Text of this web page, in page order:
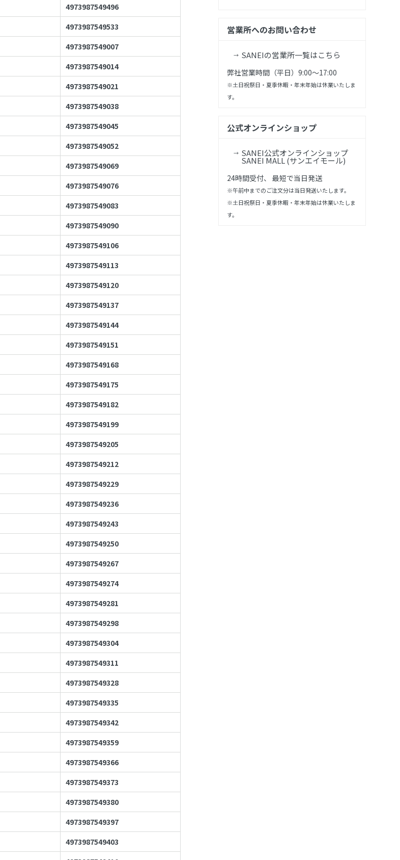
4973987549496
4973987549533
4973987549007
4973987549014
4973987549021
4973987549038
4973987549045
4973987549052
4973987549069
4973987549076
4973987549083
4973987549090
4973987549106
4973987549113
4973987549120
4973987549137
4973987549144
4973987549151
4973987549168
4973987549175
4973987549182
4973987549199
4973987549205
4973987549212
4973987549229
4973987549236
4973987549243
4973987549250
4973987549267
4973987549274
4973987549281
4973987549298
4973987549304
4973987549311
4973987549328
4973987549335
4973987549342
4973987549359
4973987549366
4973987549373
4973987549380
4973987549397
4973987549403
営業所へのお問い合わせ
SANEIの営業所一覧はこちら
弊社営業時間（平日）9:00～17:00
※土日祝祭日・夏季休暇・年末年始は休業いたしま
す。
公式オンラインショップ
SANEI公式オンラインショップ
SANEI MALL (サンエイモール)
24時間受付、 最短で当日発送
※午前中までのご注文分は当日発送いたします。
※土日祝祭日・夏季休暇・年末年始は休業いたしま
す。